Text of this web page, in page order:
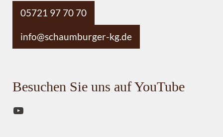
05721 97 70 70
info@schaumburger-kg.de
Besuchen Sie uns auf YouTube
YouTube